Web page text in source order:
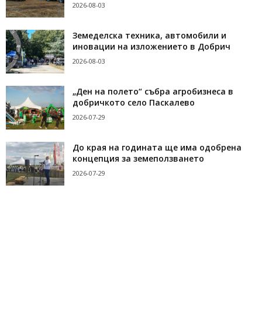
2026-08-03
Земеделска техника, автомобили и
иновации на изложението в Добрич
2026-08-03
„Ден на полето“ събра агробизнеса в
добричкото село Паскалево
2026-07-29
До края на годината ще има одобрена
концепция за земеползването
2026-07-29